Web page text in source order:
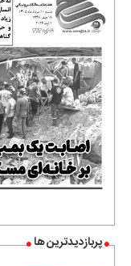
پربازدیدترین ها